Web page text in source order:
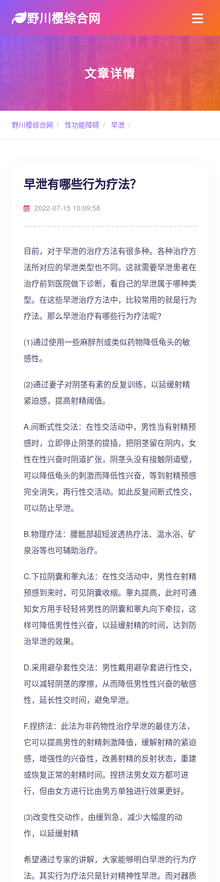
野川樱综合网
文章详情
野川樱综合网 / 性功能障碍 / 早泄 /
早泄有哪些行为疗法？
2022-07-15 10:09:58
目前，对于早泄的治疗方法有很多种。各种治疗方
法所对应的早泄类型也不同。这就需要早泄患者在
治疗前到医院做下诊断，看自己的早泄属于哪种类
型。在这些早泄治疗方法中，比较常用的就是行为
疗法。那么早泄治疗有哪些行为疗法呢?
(1)通过使用一些麻醉剂或类似药物降低龟头的敏
感性。
(2)通过妻子对阴茎有素的反复训练，以延缓射精
紧迫感，提高射精阈值。
A.间断式性交法：在性交活动中，男性当有射精预
感时，立即停止阴茎的提插，把阴茎留在阴内，女
性在性兴奋时阴道扩张，阴茎头没有接触阴道壁，
可以降低龟头的刺激而降低性兴奋，等到射精预感
完全消失，再行性交活动。如此反复间断式性交，
可以防止早泄。
B.物理疗法：腰骶部超短波透热疗法、温水浴、矿
泉浴等也可辅助治疗。
C.下拉阴囊和睾丸法：在性交活动中，男性在射精
预感到来时，可见阴囊收缩。睾丸提高，此时可通
知女方用手轻轻将男性的阴囊和睾丸向下牵拉，这
样可降低男性性兴奋，以延缓射精的时间，达到防
治早泄的效果。
D.采用避孕套性交法：男性戴用避孕套进行性交，
可以减轻阴茎的摩擦，从而降低男性性兴奋的敏感
性，延长性交时间，避免早泄。
F.捏挤法：此法为非药物性治疗早泄的最佳方法，
它可以提高男性的射精刺激降值，缓解射精的紧迫
感，增强性的兴奋性，改善射精的反射状态，重建
或恢复正常的射精时间。捏挤法男女双方都可进
行，但由女方进行比由男方单独进行效果更好。
(3)改变性交动作，由缓到急，减少大幅度的动
作，以延缓射精
希望通过专家的讲解，大家能够明白早泄的行为疗
法。其实行为疗法只是针对精神性早泄。而对器质